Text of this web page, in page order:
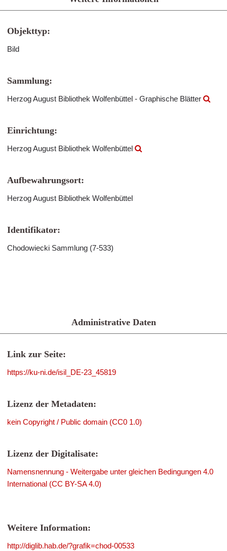
Objekttyp:
Bild
Sammlung:
Herzog August Bibliothek Wolfenbüttel - Graphische Blätter
Einrichtung:
Herzog August Bibliothek Wolfenbüttel
Aufbewahrungsort:
Herzog August Bibliothek Wolfenbüttel
Identifikator:
Chodowiecki Sammlung (7-533)
Administrative Daten
Link zur Seite:
https://ku-ni.de/isil_DE-23_45819
Lizenz der Metadaten:
kein Copyright / Public domain (CC0 1.0)
Lizenz der Digitalisate:
Namensnennung - Weitergabe unter gleichen Bedingungen 4.0
International (CC BY-SA 4.0)
Weitere Information:
http://diglib.hab.de/?grafik=chod-00533